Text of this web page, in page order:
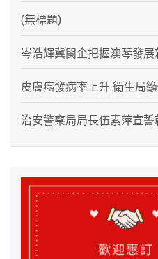
(無標題)
岑浩輝冀閩企把握澳琴發展
皮膚癌發病率上升 衛生局
治安警察局局長伍素萍宣誓